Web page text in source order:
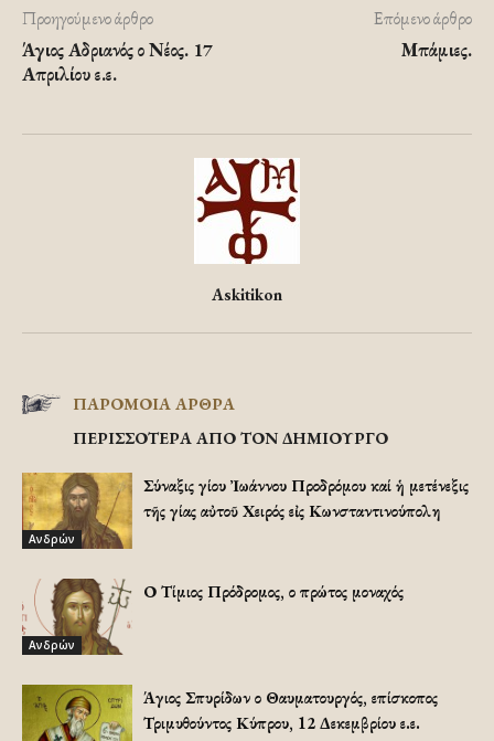
Προηγούμενο άρθρο
Άγιος Αδριανός ο Νέος. 17
Απριλίου ε.ε.
Επόμενο άρθρο
Μπάμιες.
Askitikon
ΠΑΡΟΜΟΙΑ ΑΡΘΡΑ
ΠΕΡΙΣΣΟΤΕΡΑ ΑΠΟ ΤΟΝ ΔΗΜΙΟΥΡΓΟ
Ανδρών
Σύναξις Ἁγίου Ἰωάννου Προδρόμου καί ἡ μετένεξις
τῆς Ἁγίας αὐτοῦ Χειρός εἰς Κωνσταντινούπολη
Ανδρών
Ο Τίμιος Πρόδρομος, ο πρώτος μοναχός
Άγιος Σπυρίδων ο Θαυματουργός, επίσκοπος
Τριμυθούντος Κύπρου, 12 Δεκεμβρίου ε.ε.